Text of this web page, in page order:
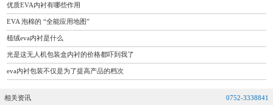
优质EVA内衬有哪些作用
EVA 泡棉的 “全能应用地图”
植绒eva内衬是什么
光是这无人机包装盒内衬的价格都吓到我了
eva内衬包装不仅是为了提高产品的档次
相关资讯 0752-3338841